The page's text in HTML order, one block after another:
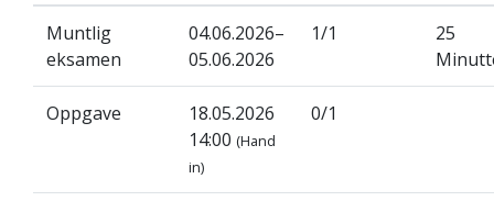
Muntlig
eksamen
04.06.2026–
05.06.2026
1/1
25
Oppgave
18.05.2026
14:00 (Hand
in)
0/1